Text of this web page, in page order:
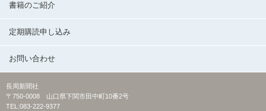
書籍のご紹介
定期購読申し込み
お問い合わせ
長周新聞社
〒750-0008 山口県下関市田中町10番2号
TEL:083-222-9377